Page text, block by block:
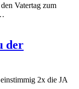
Vatertag zum
der
2x die JA